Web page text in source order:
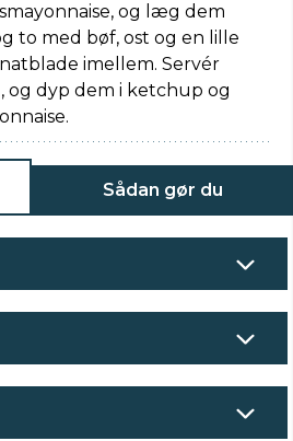
og læg dem
to med bøf, ost og en lille
imellem. Servér
og dyp dem i ketchup og
Sådan gør du